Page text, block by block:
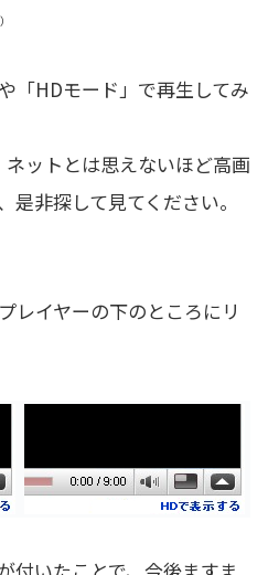
「HDモード」で再生してみ
ットとは思えないほど高画
非探して見てください。
レイヤーの下のところにリ